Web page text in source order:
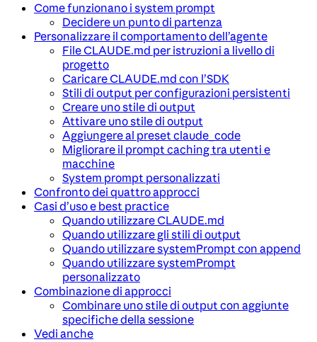
Come funzionano i system prompt
Decidere un punto di partenza
Personalizzare il comportamento dell’agente
File CLAUDE.md per istruzioni a livello di
progetto
Caricare CLAUDE.md con l’SDK
Stili di output per configurazioni persistenti
Creare uno stile di output
Attivare uno stile di output
Aggiungere al preset claude_code
Migliorare il prompt caching tra utenti e
macchine
System prompt personalizzati
Confronto dei quattro approcci
Casi d’uso e best practice
Quando utilizzare CLAUDE.md
Quando utilizzare gli stili di output
Quando utilizzare systemPrompt con append
Quando utilizzare systemPrompt
personalizzato
Combinazione di approcci
Combinare uno stile di output con aggiunte
specifiche della sessione
Vedi anche